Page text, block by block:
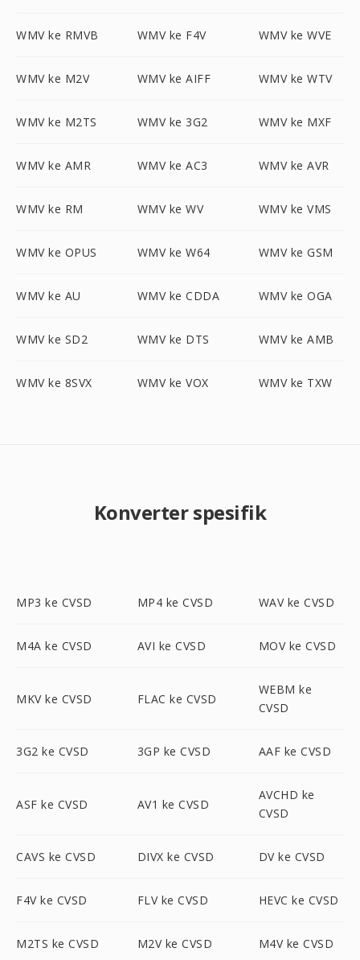
WMV ke RMVB WMV ke F4V WMV ke WVE
WMV ke M2V WMV ke AIFF WMV ke WTV
WMV ke M2TS WMV ke 3G2 WMV ke MXF
WMV ke AMR WMV ke AC3 WMV ke AVR
WMV ke RM WMV ke WV WMV ke VMS
WMV ke OPUS WMV ke W64 WMV ke GSM
WMV ke AU WMV ke CDDA WMV ke OGA
WMV ke SD2 WMV ke DTS WMV ke AMB
WMV ke 8SVX WMV ke VOX WMV ke TXW
Konverter spesifik
MP3 ke CVSD MP4 ke CVSD WAV ke CVSD
M4A ke CVSD AVI ke CVSD MOV ke CVSD
MKV ke CVSD FLAC ke CVSD
WEBM ke
CVSD
3G2 ke CVSD 3GP ke CVSD AAF ke CVSD
ASF ke CVSD AV1 ke CVSD
AVCHD ke
CVSD
CAVS ke CVSD DIVX ke CVSD DV ke CVSD
F4V ke CVSD FLV ke CVSD HEVC ke CVSD
M2TS ke CVSD M2V ke CVSD M4V ke CVSD